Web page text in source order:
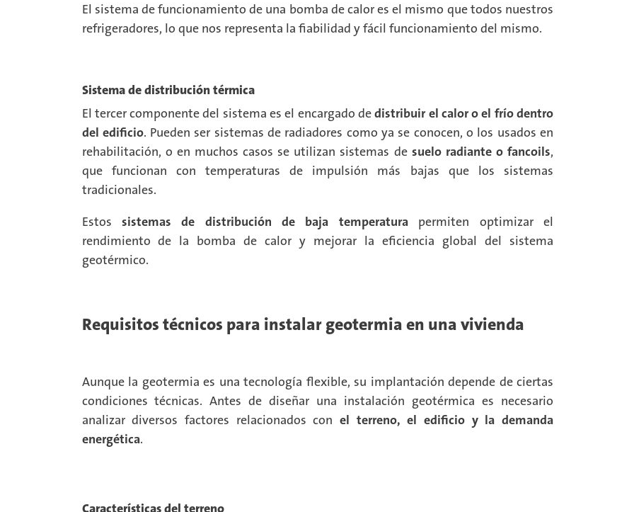
El sistema de funcionamiento de una bomba de calor es el mismo que todos nuestros
refrigeradores, lo que nos representa la fiabilidad y fácil funcionamiento del mismo.
Sistema de distribución térmica
El tercer componente del sistema es el encargado dedistribuir el calor o el frío dentro
del edificio. Pueden ser sistemas de radiadores como ya se conocen, o los usados en
rehabilitación, o en muchos casos se utilizan sistemas de suelo radiante o fancoils,
que funcionan con temperaturas de impulsión más bajas que los sistemas
tradicionales.
Estos sistemas de distribución de baja temperaturapermiten optimizar el
rendimiento de la bomba de calor y mejorar la eficiencia global del sistema
geotérmico.
Requisitos técnicos para instalar geotermia en una vivienda
Aunque la geotermia es una tecnología flexible, su implantación depende de ciertas
condiciones técnicas. Antes de diseñar una instalación geotérmica es necesario
analizar diversos factores relacionados con el terreno, el edificio y la demanda
energética.
Características del terreno